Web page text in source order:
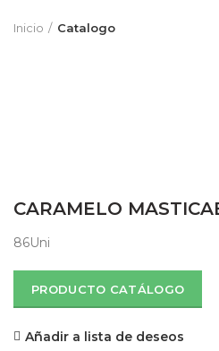
Inicio Catalogo
CARAMELO
86Uni
PRODUCTO CATÁLOGO
Añadir a lista de deseos